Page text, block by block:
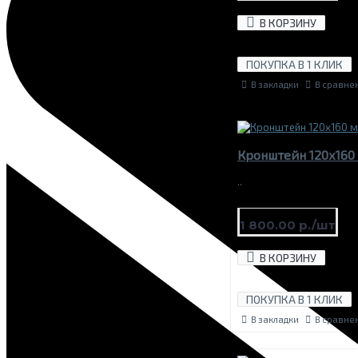
В КОРЗИНУ
ПОКУПКА В 1 КЛИК
В закладки В
Кронштейн
..
1 800.00 р./шт
В КОРЗИНУ
ПОКУПКА В 1 КЛИК
В закладки В